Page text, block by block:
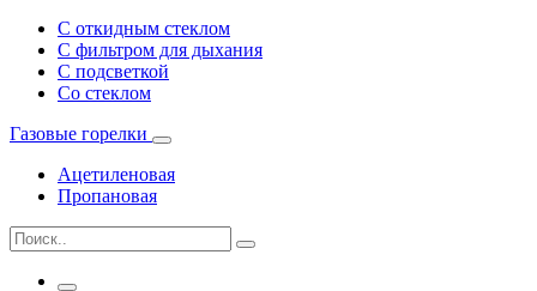
С откидным стеклом
С фильтром для дыхания
С подсветкой
Со стеклом
Газовые горелки
Ацетиленовая
Пропановая